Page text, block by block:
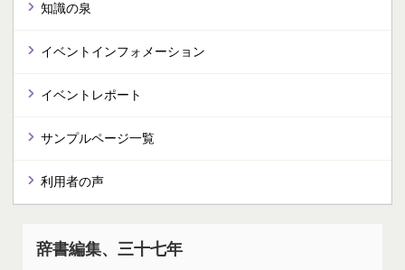
知識の泉
イベントインフォメーション
イベントレポート
サンプルページ一覧
利用者の声
辞書編集、三十七年